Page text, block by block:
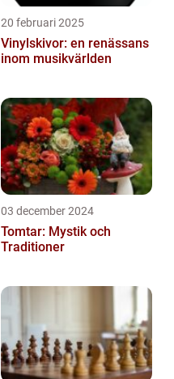
20 februari 2025
Vinylskivor: en renässans
inom musikvärlden
03 december 2024
Tomtar: Mystik och
Traditioner